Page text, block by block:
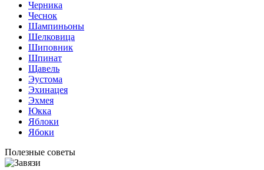
Черника
Чеснок
Шампиньоны
Шелковица
Шиповник
Шпинат
Щавель
Эустома
Эхинацея
Эхмея
Юкка
Яблоки
Ябоки
Полезные советы